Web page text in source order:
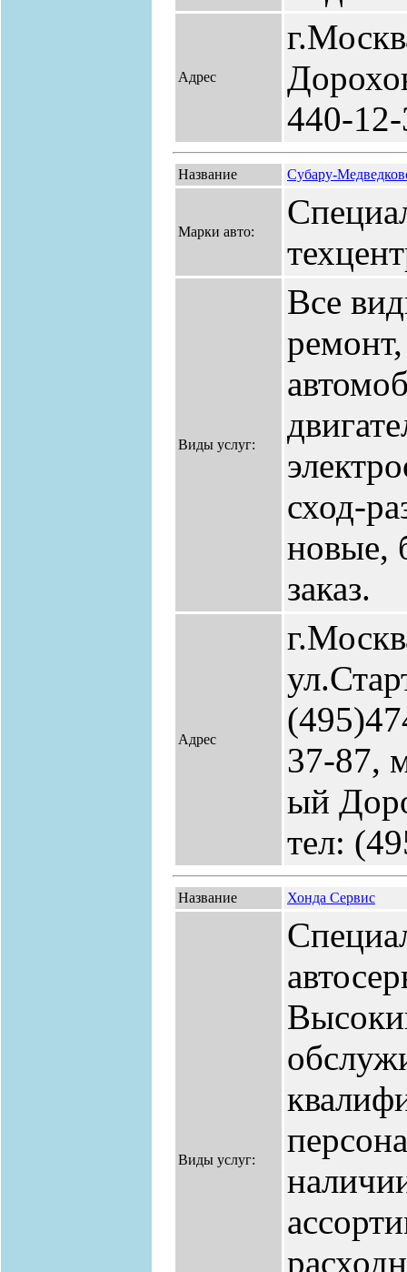
Адрес
440-
Название Субару-
Марки авто:
Виды услуг:
Все
сход-
новые,
заказ.
Адрес
37-87,
ый
тел:
Название Хонда Сервис
Виды услуг: